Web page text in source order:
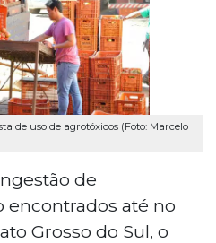
de uso de agrotóxicos (Foto: Marcelo
de
encontrados até no
Grosso do Sul, o